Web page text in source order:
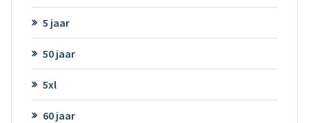
5 jaar
50 jaar
5xl
60 jaar